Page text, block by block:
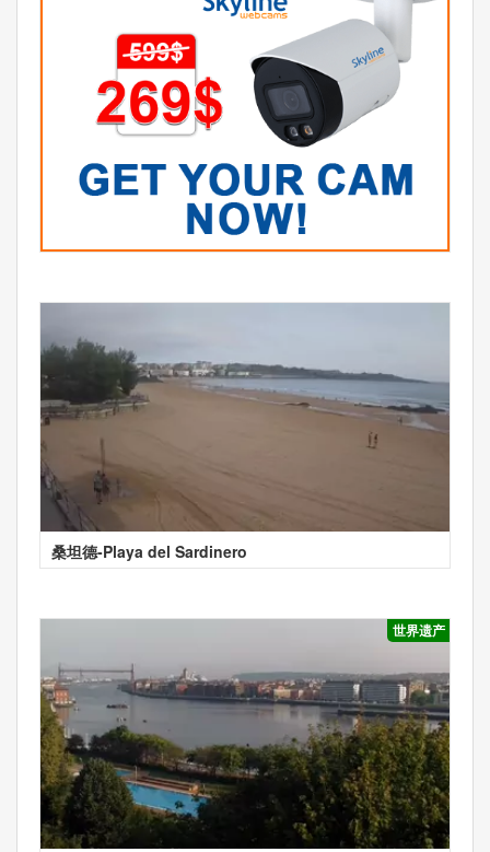
桑坦德-Playa del Sardinero
世界遗产